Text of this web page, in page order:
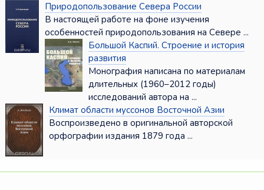
Природопользование Севера России
В настоящей работе на фоне изучения
особенностей природопользования на Севере ...
Большой Каспий. Строение и история
развития
Монография написана по материалам
длительных (1960–2012 годы)
исследований автора на ...
Климат области муссонов Восточной Азии
Воспроизведено в оригинальной авторской
орфографии издания 1879 года ...